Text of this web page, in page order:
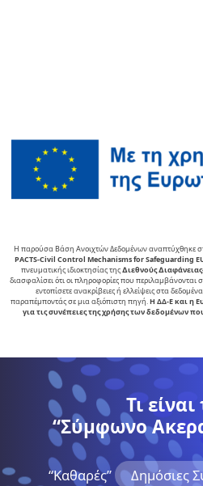
Η παρούσα Βάση Ανοιχτών Δεδομένων αναπτύχθηκε
PACTS-Civil Control Mechanisms for Safeguarding
πνευµατικής ιδιοκτησίας της∆ιεθνούς
διασφαλίσει ότι οι πληροφορίες που
εντοπίσετε ανακρίβειες ή ελλείψεις στα
παραπέμποντάς σε μια αξιόπιστη πηγή.Η ΔΔ-Ε και η
για τις συνέπειες της χρήσης των δεδομένων
Τι είναι
“Σύμφωνο
“Kαθαρές” Δημόσιες